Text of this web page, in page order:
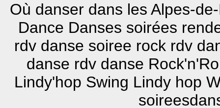
Où danser dans les Alpes-
Dance Danses soirées
rdv danse soiree rock rdv
danse rdv danse
Lindy'hop Swing Lindy hop